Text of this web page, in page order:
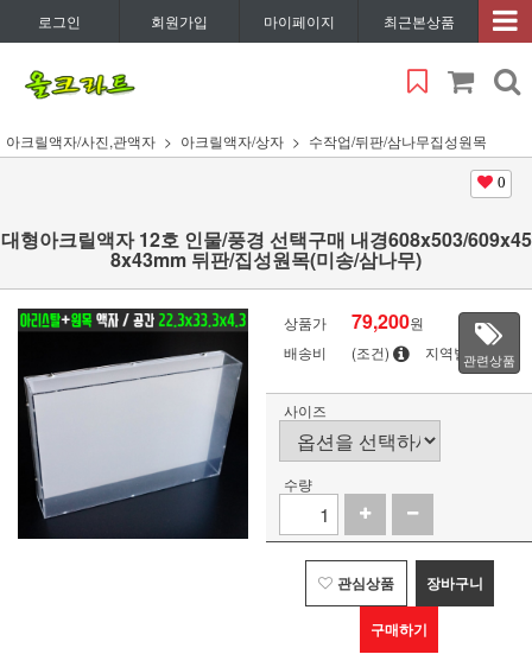
로그인 회원가입 마이페이지 최근본상품
아크릴액자/사진,관액자 아크릴액자/상자 수작업/뒤판/삼나무집성원목
0
대형아크릴액자 12호 인물/풍경 선택구매 내경608x503/609x45
8x43mm 뒤판/집성원목(미송/삼나무)
상품가 79,200원
배송비
(조건) 지역별관련상품
사이즈
수량
관심상품 장바구니
구매하기